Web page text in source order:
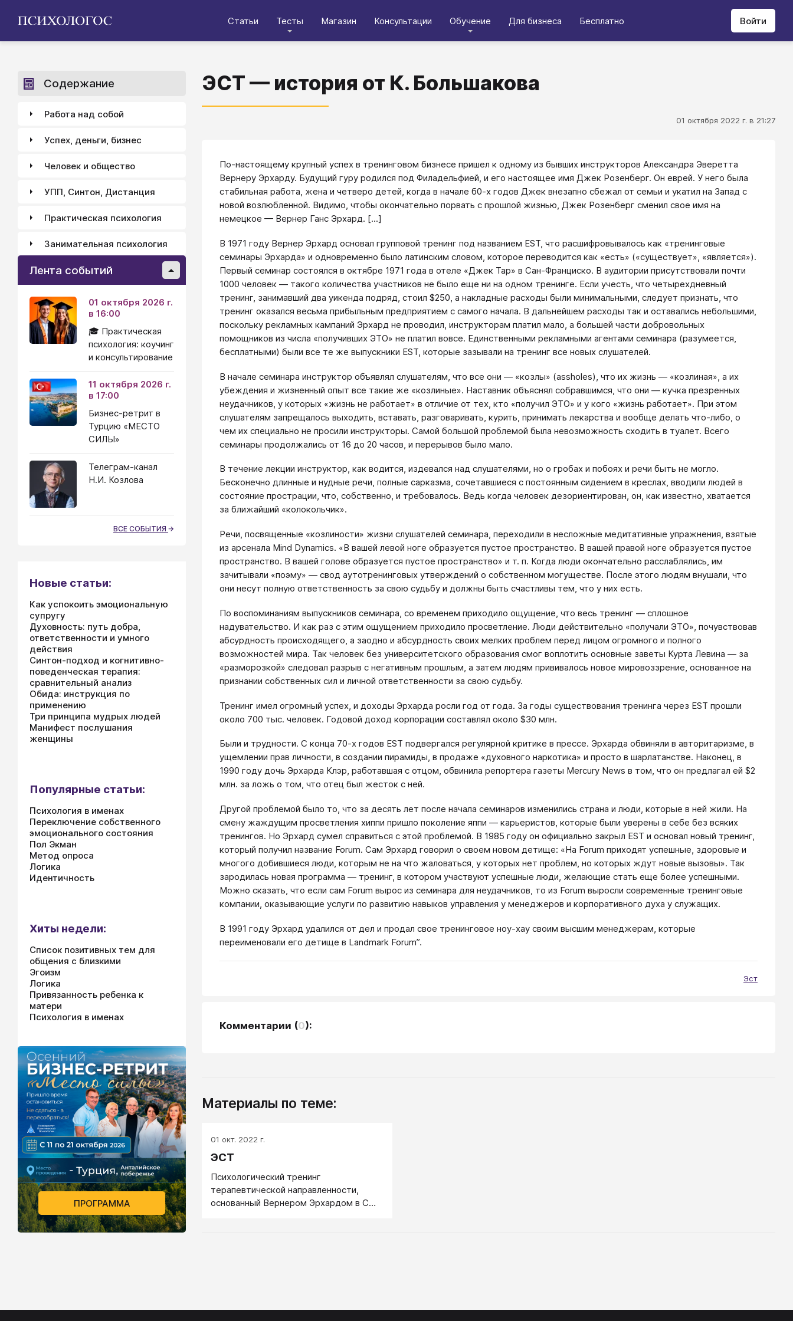
Статьи Тесты Магазин Консультации Обучение Для бизнеса Бесплатно Войти
ЭСТ — история от К. Большакова
01 октября 2022 г. в 21:27
По-настоящему крупный успех в тренинговом бизнесе пришел к одному из бывших инструкторов Александра Эверетта
Вернеру Эрхарду. Будущий гуру родился под Филадельфией, и его настоящее имя Джек Розенберг. Он еврей. У него была
стабильная работа, жена и четверо детей, когда в начале б0-х годов Джек внезапно сбежал от семьи и укатил на Запад с
новой возлюбленной. Видимо, чтобы окончательно порвать с прошлой жизнью, Джек Розенберг сменил свое имя на
немецкое — Вернер Ганс Эрхард. [...]
В 1971 году Вернер Эрхард основал групповой тренинг под названием EST, что расшифровывалось как «тренинговые
семинары Эрхарда» и одновременно было латинским словом, которое переводится как «есть» («существует», «является»).
Первый семинар состоялся в октябре 1971 года в отеле «Джек Тар» в Сан-Франциско. В аудитории присутствовали почти
1000 человек — такого количества участников не было еще ни на одном тренинге. Если учесть, что четырехдневный
тренинг, занимавший два уикенда подряд, стоил $250, а накладные расходы были минимальными, следует признать, что
тренинг оказался весьма прибыльным предприятием с самого начала. В дальнейшем расходы так и оставались небольшими,
поскольку рекламных кампаний Эрхард не проводил, инструкторам платил мало, а большей части добровольных
помощников из числа «получивших ЭТО» не платил вовсе. Единственными рекламными агентами семинара (разумеется,
бесплатными) были все те же выпускники EST, которые зазывали на тренинг все новых слушателей.
В начале семинара инструктор объявлял слушателям, что все они — «козлы» (assholes), что их жизнь — «козлиная», а их
убеждения и жизненный опыт все такие же «козлиные». Наставник объяснял собравшимся, что они — кучка презренных
неудачников, у которых «жизнь не работает» в отличие от тех, кто «получил ЭТО» и у кого «жизнь работает». При этом
слушателям запрещалось выходить, вставать, разговаривать, курить, принимать лекарства и вообще делать что-либо, о
чем их специально не просили инструкторы. Самой большой проблемой была невозможность сходить в туалет. Всего
семинары продолжались от 16 до 20 часов, и перерывов было мало.
В течение лекции инструктор, как водится, издевался над слушателями, но о гробах и побоях и речи быть не могло.
Бесконечно длинные и нудные речи, полные сарказма, сочетавшиеся с постоянным сидением в креслах, вводили людей в
состояние прострации, что, собственно, и требовалось. Ведь когда человек дезориентирован, он, как известно, хватается
за ближайший «колокольчик».
Речи, посвященные «козлиности» жизни слушателей семинара, переходили в несложные медитативные упражнения, взятые
из арсенала Mind Dynamics. «В вашей левой ноге образуется пустое пространство. В вашей правой ноге образуется пустое
пространство. В вашей голове образуется пустое пространство» и т. п. Когда люди окончательно расслаблялись, им
зачитывали «поэму» — свод аутотренинговых утверждений о собственном могуществе. После этого людям внушали, что
они несут полную ответственность за свою судьбу и должны быть счастливы тем, что у них есть.
По воспоминаниям выпускников семинара, со временем приходило ощущение, что весь тренинг — сплошное
надувательство. И как раз с этим ощущением приходило просветление. Люди действительно «получали ЭТО», почувствовав
абсурдность происходящего, а заодно и абсурдность своих мелких проблем перед лицом огромного и полного
возможностей мира. Так человек без университетского образования смог воплотить основные заветы Курта Левина — за
«разморозкой» следовал разрыв с негативным прошлым, а затем людям прививалось новое мировоззрение, основанное на
признании собственных сил и личной ответственности за свою судьбу.
Тренинг имел огромный успех, и доходы Эрхарда росли год от года. За годы существования тренинга через EST прошли
около 700 тыс. человек. Годовой доход корпорации составлял около $30 млн.
Были и трудности. С конца 70-х годов EST подвергался регулярной критике в прессе. Эрхарда обвиняли в авторитаризме, в
ущемлении прав личности, в создании пирамиды, в продаже «духовного наркотика» и просто в шарлатанстве. Наконец, в
1990 году дочь Эрхарда Клэр, работавшая с отцом, обвинила репортера газеты Mercury News в том, что он предлагал ей $2
млн. за ложь о том, что отец был жесток с ней.
Другой проблемой было то, что за десять лет после начала семинаров изменились страна и люди, которые в ней жили. На
смену жаждущим просветления хиппи пришло поколение яппи — карьеристов, которые были уверены в себе без всяких
тренингов. Но Эрхард сумел справиться с этой проблемой. В 1985 году он официально закрыл EST и основал новый тренинг,
который получил название Forum. Сам Эрхард говорил о своем новом детище: «На Forum приходят успешные, здоровые и
многого добившиеся люди, которым не на что жаловаться, у которых нет проблем, но которых ждут новые вызовы». Так
зародилась новая программа — тренинг, в котором участвуют успешные люди, желающие стать еще более успешными.
Можно сказать, что если сам Forum вырос из семинара для неудачников, то из Forum выросли современные тренинговые
компании, оказывающие услуги по развитию навыков управления у менеджеров и корпоративного духа у служащих.
В 1991 году Эрхард удалился от дел и продал свое тренинговое ноу-хау своим высшим менеджерам, которые
переименовали его детище в Landmark Forum”.
Эст
Комментарии (0):
Материалы по теме:
01 окт. 2022 г.
ЭСТ
Психологический тренинг
терапевтической направленности,
основанный Вернером Эрхардом в США
Содержание
Работа над собой
Успех, деньги, бизнес
Человек и общество
УПП, Синтон, Дистанция
Практическая психология
Занимательная психология
Лента событий
01 октября 2026 г.
в 16:00
🎓 Практическая
психология: коучинг
и консультирование
11 октября 2026 г.
в 17:00
Бизнес-ретрит в
Турцию «МЕСТО
СИЛЫ»
Телеграм-канал
Н.И. Козлова
ВСЕ СОБЫТИЯ
Новые статьи:
Как успокоить эмоциональную
супругу
Духовность: путь добра,
ответственности и умного
действия
Синтон-подход и когнитивно-
поведенческая терапия:
сравнительный анализ
Обида: инструкция по
применению
Три принципа мудрых людей
Манифест послушания
женщины
Популярные статьи:
Психология в именах
Переключение собственного
эмоционального состояния
Пол Экман
Метод опроса
Логика
Идентичность
Хиты недели:
Список позитивных тем для
общения с близкими
Эгоизм
Логика
Привязанность ребенка к
матери
Психология в именах
ПРОГРАММА